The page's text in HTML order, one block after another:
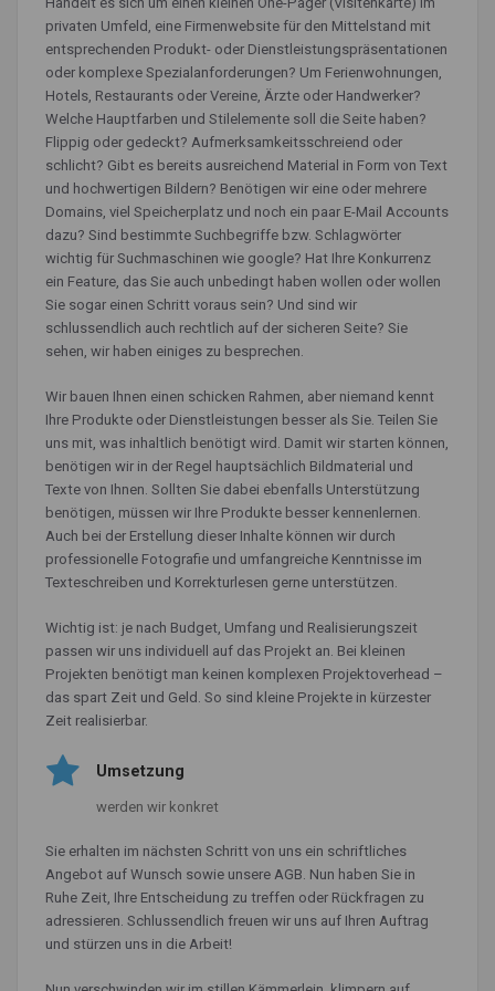
privaten Umfeld, eine Firmenwebsite für den Mittelstand mit
entsprechenden Produkt- oder Dienstleistungspräsentationen
oder komplexe Spezialanforderungen? Um Ferienwohnungen,
Hotels, Restaurants oder Vereine, Ärzte oder Handwerker?
Welche Hauptfarben und Stilelemente soll die Seite haben?
Flippig oder gedeckt? Aufmerksamkeitsschreiend oder
schlicht? Gibt es bereits ausreichend Material in Form von Text
und hochwertigen Bildern? Benötigen wir eine oder mehrere
Domains, viel Speicherplatz und noch ein paar E-Mail Accounts
dazu? Sind bestimmte Suchbegriffe bzw. Schlagwörter
wichtig für Suchmaschinen wie google? Hat Ihre Konkurrenz
ein Feature, das Sie auch unbedingt haben wollen oder wollen
Sie sogar einen Schritt voraus sein? Und sind wir
schlussendlich auch rechtlich auf der sicheren Seite? Sie
sehen, wir haben einiges zu besprechen.
Wir bauen Ihnen einen schicken Rahmen, aber niemand kennt
Ihre Produkte oder Dienstleistungen besser als Sie. Teilen Sie
uns mit, was inhaltlich benötigt wird. Damit wir starten können,
benötigen wir in der Regel hauptsächlich Bildmaterial und
Texte von Ihnen. Sollten Sie dabei ebenfalls Unterstützung
benötigen, müssen wir Ihre Produkte besser kennenlernen.
Auch bei der Erstellung dieser Inhalte können wir durch
professionelle Fotografie und umfangreiche Kenntnisse im
Texteschreiben und Korrekturlesen gerne unterstützen.
Wichtig ist: je nach Budget, Umfang und Realisierungszeit
passen wir uns individuell auf das Projekt an. Bei kleinen
Projekten benötigt man keinen komplexen Projektoverhead –
das spart Zeit und Geld. So sind kleine Projekte in kürzester
Zeit realisierbar.
Umsetzung
werden wir konkret
Sie erhalten im nächsten Schritt von uns ein schriftliches
Angebot auf Wunsch sowie unsere AGB. Nun haben Sie in
Ruhe Zeit, Ihre Entscheidung zu treffen oder Rückfragen zu
adressieren. Schlussendlich freuen wir uns auf Ihren Auftrag
und stürzen uns in die Arbeit!